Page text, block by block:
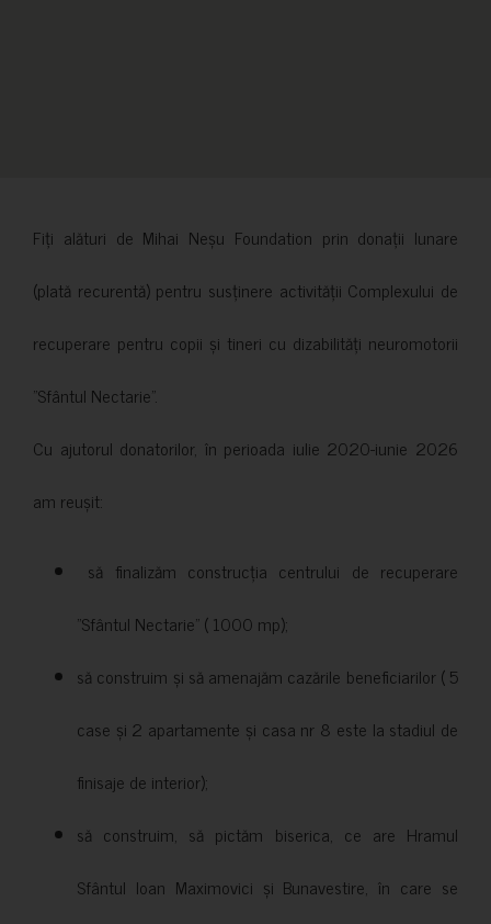
Fiți alături de Mihai Neșu Foundation prin donații lunare
(plată recurentă) pentru susținere activității Complexului de
recuperare pentru copii și tineri cu dizabilități neuromotorii
”Sfântul Nectarie”.
Cu ajutorul donatorilor, în perioada iulie 2020-iunie 2026
am reușit:
să finalizăm construcția centrului de recuperare
”Sfântul Nectarie” ( 1000 mp);
să construim și să amenajăm cazările beneficiarilor ( 5
case și 2 apartamente și casa nr 8 este la stadiul de
finisaje de interior);
să construim, să pictăm biserica, ce are Hramul
Sfântul Ioan Maximovici și Bunavestire, în care se